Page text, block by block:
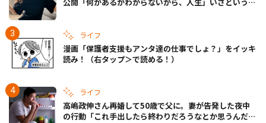
公開「何があるかわからないから、人生」いざというと
ライフ
漫画「保護者支援もアンタ達の仕事でしょ？」をイッキ
読み！（右タップ＞で読める！）
ライフ
高嶋政伸さん再婚して50歳で父に。妻が告発した夜中
の行動「これ手出したら終わりだろうなとか思うんだけ